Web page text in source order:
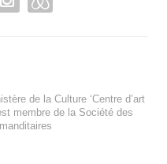
de la Culture ‘Centre d’art
membre de la Société des